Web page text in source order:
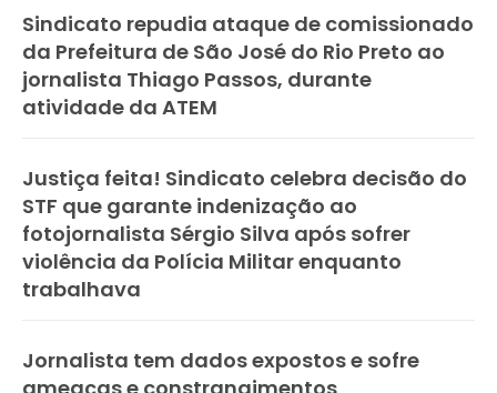
Sindicato repudia ataque de comissionado
da Prefeitura de São José do Rio Preto ao
jornalista Thiago Passos, durante
atividade da ATEM
Justiça feita! Sindicato celebra decisão do
STF que garante indenização ao
fotojornalista Sérgio Silva após sofrer
violência da Polícia Militar enquanto
trabalhava
Jornalista tem dados expostos e sofre